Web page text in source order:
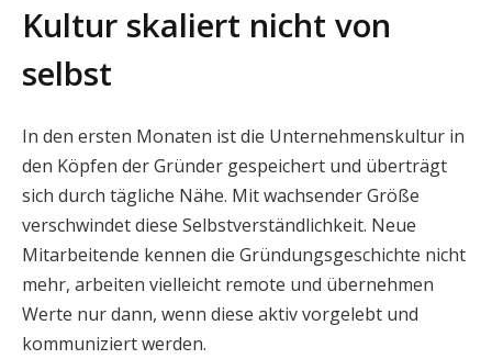
Kultur skaliert nicht von
selbst
In den ersten Monaten ist die Unternehmenskultur in
den Köpfen der Gründer gespeichert und überträgt
sich durch tägliche Nähe. Mit wachsender Größe
verschwindet diese Selbstverständlichkeit. Neue
Mitarbeitende kennen die Gründungsgeschichte nicht
mehr, arbeiten vielleicht remote und übernehmen
Werte nur dann, wenn diese aktiv vorgelebt und
kommuniziert werden.